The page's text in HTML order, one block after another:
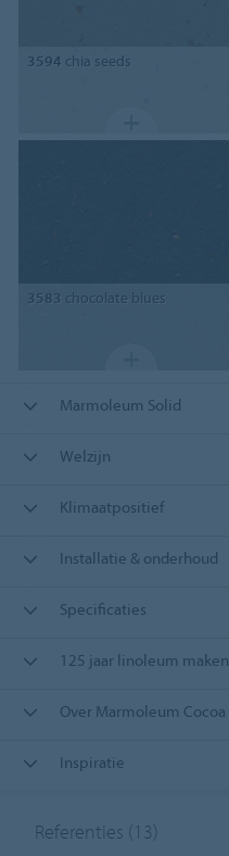
3594 chia seeds
3583 chocolate blues
Marmoleum Solid
Welzijn
Klimaatpositief
Installatie & onderhoud
Specificaties
125 jaar linoleum maken
Over Marmoleum Cocoa
Inspiratie
Referenties (13)